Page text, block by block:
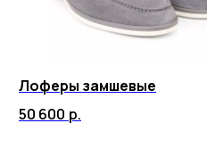
Лоферы замшевые
50 600 р.